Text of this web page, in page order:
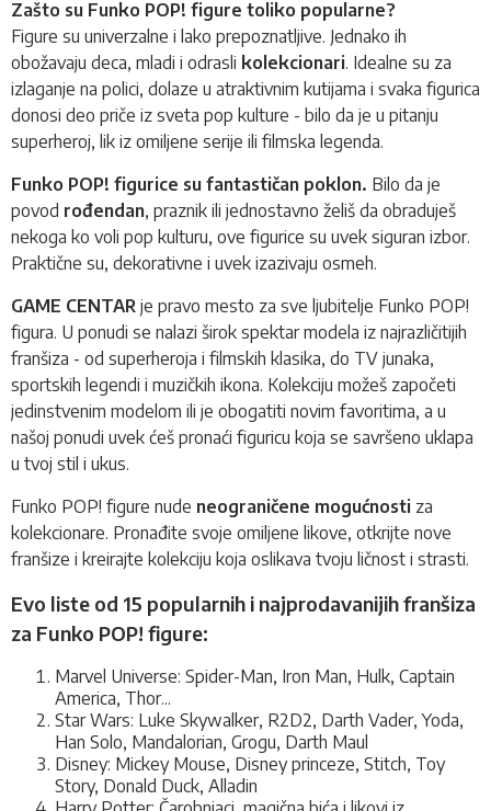
Zašto su Funko POP! figure toliko popularne?
Figure su univerzalne i lako prepoznatljive. Jednako ih
obožavaju deca, mladi i odrasli kolekcionari. Idealne su za
izlaganje na polici, dolaze u atraktivnim kutijama i svaka figurica
donosi deo priče iz sveta pop kulture - bilo da je u pitanju
superheroj, lik iz omiljene serije ili filmska legenda.
Funko POP! figurice su fantastičan poklon. Bilo da je
povod rođendan, praznik ili jednostavno želiš da obraduješ
nekoga ko voli pop kulturu, ove figurice su uvek siguran izbor.
Praktične su, dekorativne i uvek izazivaju osmeh.
GAME CENTAR je pravo mesto za sve ljubitelje Funko POP!
figura. U ponudi se nalazi širok spektar modela iz najrazličitijih
franšiza - od superheroja i filmskih klasika, do TV junaka,
sportskih legendi i muzičkih ikona. Kolekciju možeš započeti
jedinstvenim modelom ili je obogatiti novim favoritima, a u
našoj ponudi uvek ćeš pronaći figuricu koja se savršeno uklapa
u tvoj stil i ukus.
Funko POP! figure nude neograničene mogućnosti za
kolekcionare. Pronađite svoje omiljene likove, otkrijte nove
franšize i kreirajte kolekciju koja oslikava tvoju ličnost i strasti.
Evo liste od 15 popularnih i najprodavanijih franšiza
za Funko POP! figure:
Marvel Universe: Spider-Man, Iron Man, Hulk, Captain
America, Thor...
Star Wars: Luke Skywalker, R2D2, Darth Vader, Yoda,
Han Solo, Mandalorian, Grogu, Darth Maul
Disney: Mickey Mouse, Disney princeze, Stitch, Toy
Story, Donald Duck, Alladin